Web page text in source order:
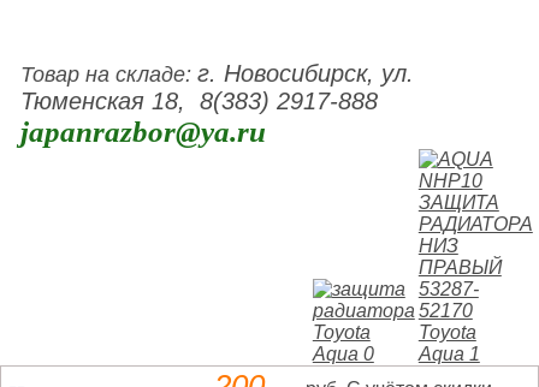
Товар на складе:г. Новосибирск, ул.
Тюменская 18, 8(383) 2917-888
japanrazbor@ya.ru